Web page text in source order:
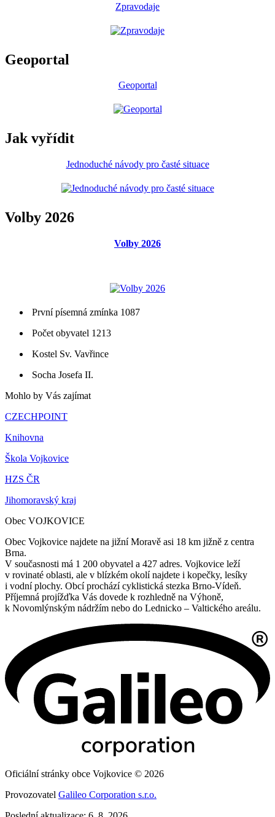
Zpravodaje
Geoportal
Geoportal
Jak vyřídit
Jednoduché návody pro časté situace
Volby 2026
Volby 2026
První písemná zmínka 1087
Počet obyvatel 1213
Kostel Sv. Vavřince
Socha Josefa II.
Mohlo by Vás zajímat
CZECHPOINT
Knihovna
Škola Vojkovice
HZS ČR
Jihomoravský kraj
Obec VOJKOVICE
Obec Vojkovice najdete na jižní Moravě asi 18 km jižně z centra
Brna.
V současnosti má 1 200 obyvatel a 427 adres. Vojkovice leží
v rovinaté oblasti, ale v blízkém okolí najdete i kopečky, lesíky
i vodní plochy. Obcí prochází cyklistická stezka Brno-Vídeň.
Příjemná projížďka Vás dovede k rozhledně na Výhoně,
k Novomlýnským nádržím nebo do Lednicko – Valtického areálu.
Oficiální stránky obce Vojkovice © 2026
Provozovatel Galileo Corporation s.r.o.